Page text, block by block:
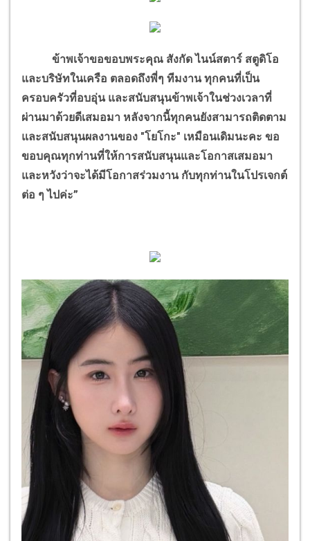
ข้าพเจ้าขอขอบพระคุณ สังกัด ไนน์สตาร์ สตูดิโอ
และบริษัทในเครือ ตลอดถึงพี่ๆ ทีมงาน ทุกคนที่เป็น
ครอบครัวที่อบอุ่น และสนับสนุนข้าพเจ้าในช่วงเวลาที่
ผ่านมาด้วยดีเสมอมา หลังจากนี้ทุกคนยังสามารถติดตาม
และสนับสนุนผลงานของ "โยโกะ" เหมือนเดิมนะคะ ขอ
ขอบคุณทุกท่านที่ให้การสนับสนุนและโอกาสเสมอมา
และหวังว่าจะได้มีโอกาสร่วมงาน กับทุกท่านในโปรเจกต์
ต่อ ๆ ไปค่ะ”